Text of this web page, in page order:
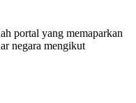
portal yang memaparkan
negara mengikut